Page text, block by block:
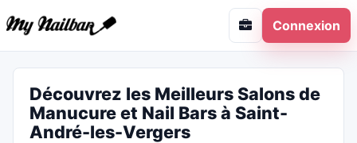
Connexion
Découvrez les Meilleurs Salons de
Manucure et Nail Bars à Saint-
André-les-Vergers